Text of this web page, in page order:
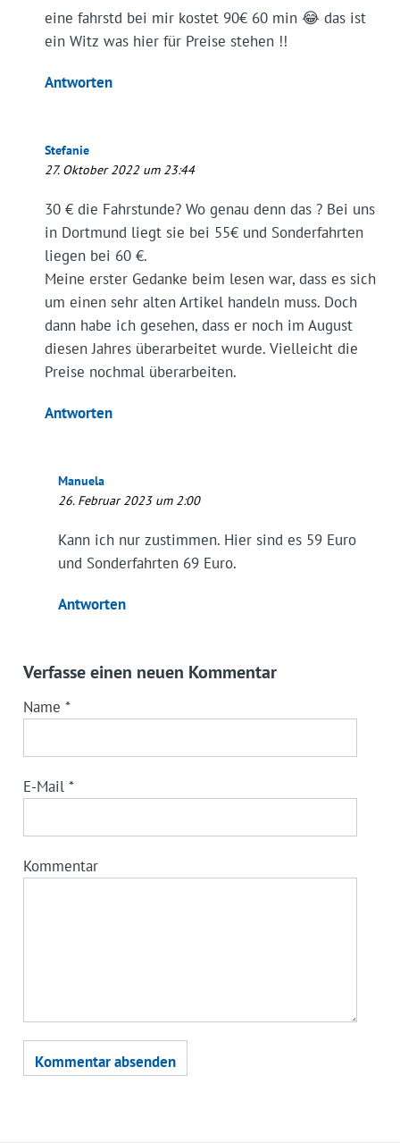
eine fahrstd bei mir kostet 90€ 60 min 😂 das ist
ein Witz was hier für Preise stehen !!
Antworten
Stefanie
27. Oktober 2022 um 23:44
30 € die Fahrstunde? Wo genau denn das ? Bei uns
in Dortmund liegt sie bei 55€ und Sonderfahrten
liegen bei 60 €.
Meine erster Gedanke beim lesen war, dass es sich
um einen sehr alten Artikel handeln muss. Doch
dann habe ich gesehen, dass er noch im August
diesen Jahres überarbeitet wurde. Vielleicht die
Preise nochmal überarbeiten.
Antworten
Manuela
26. Februar 2023 um 2:00
Kann ich nur zustimmen. Hier sind es 59 Euro
und Sonderfahrten 69 Euro.
Antworten
Verfasse einen neuen Kommentar
Name *
E-Mail *
Kommentar